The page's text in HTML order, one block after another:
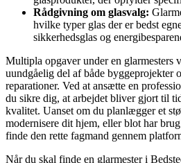
Rådgivning om glasvalg:
hvilke typer glas der er bedst
sikkerhedsglas og
Multipla opgaver under en glarmesters
uundgåelig del af både byggeprojekter
reparationer. Ved at ansætte en
du sikre dig, at arbejdet bliver gjort til
kvalitet. Uanset om du planlægger et
modernisere dit hjem, eller blot har
finde den rette fagmand gennem
Når du skal finde en glarmester i